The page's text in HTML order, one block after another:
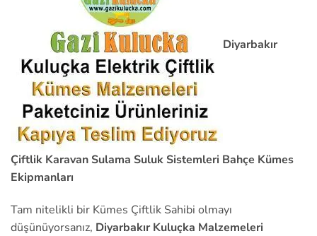
Diyarbakır
Çiftlik Karavan Sulama Suluk Sistemleri Bahçe Kümes
Ekipmanları
Tam nitelikli bir Kümes Çiftlik Sahibi olmayı
düşünüyorsanız, Diyarbakır Kuluçka Malzemeleri